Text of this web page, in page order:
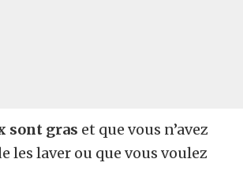
sont gras et que vous n’avez
les laver ou que vous voulez